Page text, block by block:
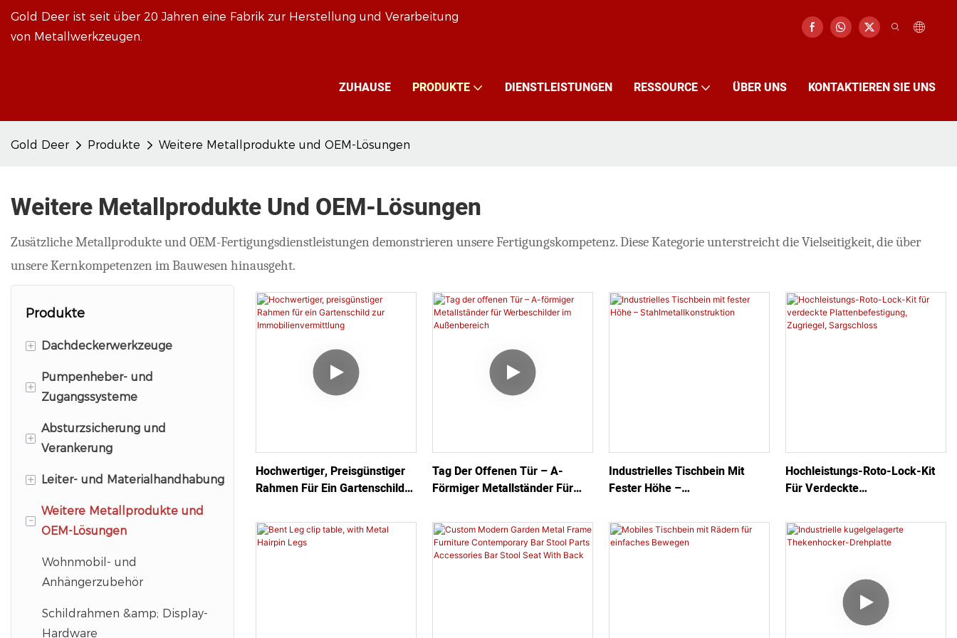
Gold Deer ist seit über 20 Jahren eine Fabrik zur Herstellung und Verarbeitung
von Metallwerkzeugen.
ZUHAUSE PRODUKTE DIENSTLEISTUNGEN RESSOURCE ÜBER UNS KONTAKTIEREN SIE UNS
Gold Deer Produkte Weitere Metallprodukte und OEM-Lösungen
Weitere Metallprodukte Und OEM-Lösungen
Zusätzliche Metallprodukte und OEM-Fertigungsdienstleistungen demonstrieren unsere Fertigungskompetenz. Diese Kategorie unterstreicht die Vielseitigkeit, die über
unsere Kernkompetenzen im Bauwesen hinausgeht.
Produkte
+ Dachdeckerwerkzeuge
Schindelentferner &amp;
Dachschaber
Dachhalterungen und
Dachanker
Nahtrollen
Dachdecker-Handwerkzeuge
+
Pumpenheber- und
Zugangssysteme
Pumpenhebersysteme
und Halterungen
Leiterzugang &amp;
Sicherheitszubehör
+
Absturzsicherung und
Verankerung
Verankerungssysteme
Pfahlrammen und Spud Bars
+ Leiter- und Materialhandhabung
Materialtransportgeräte
Baustellenzubehör
-
Weitere Metallprodukte und
OEM-Lösungen
Wohnmobil- und
Anhängerzubehör
Schildrahmen &amp; Display-
Hardware
Hochwertiger, Preisgünstiger
Rahmen Für Ein Gartenschild
Tag Der Offenen Tür – A-
Förmiger Metallständer Für
Außenbereich
Industrielles Tischbein Mit
Fester Höhe –
Hochleistungs-Roto-Lock-Kit
Für Verdeckte
Sargschloss